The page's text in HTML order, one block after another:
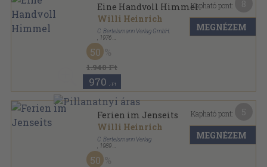
Eine Handvoll Himmel
Willi Heinrich
C. Bertelsmann Verlag GmbH.
1976
Vászon
1.940 Ft
50
970 ,-Ft
Kapható pont:
MEGNÉZEM
Ferien im Jenseits
Willi Heinrich
C. Bertelsmann Verlag
1989
Fűzött kemény papírkötés
50
Kapható pont:
MEGNÉZEM